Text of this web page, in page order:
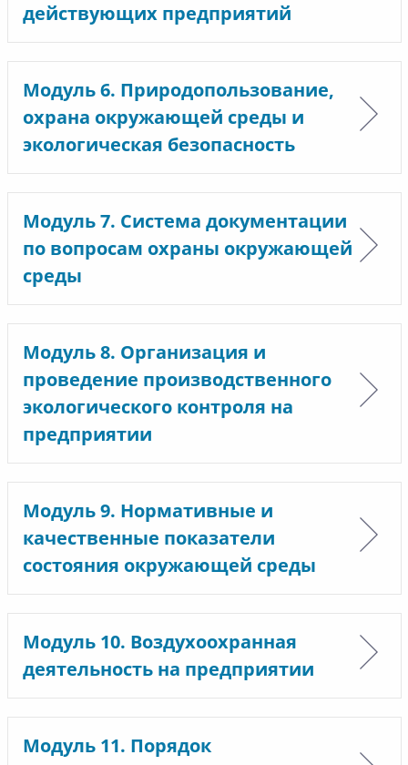
действующих предприятий
Модуль 6. Природопользование,
охрана окружающей среды и
экологическая безопасность
Модуль 7. Система документации
по вопросам охраны окружающей
среды
Модуль 8. Организация и
проведение производственного
экологического контроля на
предприятии
Модуль 9. Нормативные и
качественные показатели
состояния окружающей среды
Модуль 10. Воздухоохранная
деятельность на предприятии
Модуль 11. Порядок